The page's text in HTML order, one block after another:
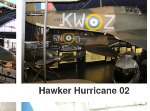
Hawker Hurricane 02